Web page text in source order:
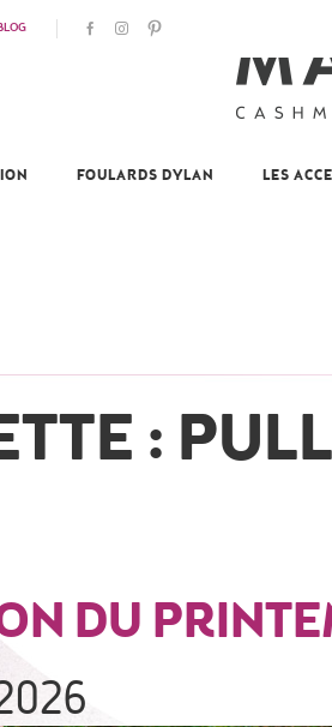
FOULARDS DYLAN LES
: PULL
DU